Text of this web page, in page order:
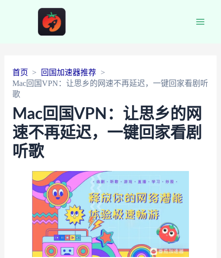
首页
回国加速器推荐
Mac回国VPN：让思乡的网速不再延迟，一键回家看剧听
歌
Mac回国VPN：让思乡的网
速不再延迟，一键回家看剧
听歌